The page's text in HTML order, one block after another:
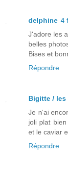
delphine 4
J'adore les
belles
Bises et
Répondre
Bigitte /
Je n'ai
joli plat
et le caviar
Répondre